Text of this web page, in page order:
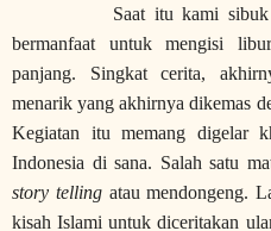
Saat itu kami
bermanfaat untuk mengisi
panjang. Singkat cerita,
menarik yang akhirnya dikemas
Kegiatan itu memang digelar
Indonesia di sana. Salah satu
story tellingatau mendongeng.
kisah Islami untuk diceritakan